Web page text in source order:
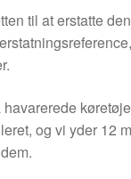
til at erstatte
og vi yder 12